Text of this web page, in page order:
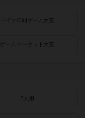
ドイツ年間ゲーム大賞
ゲームマーケット大賞
2人用